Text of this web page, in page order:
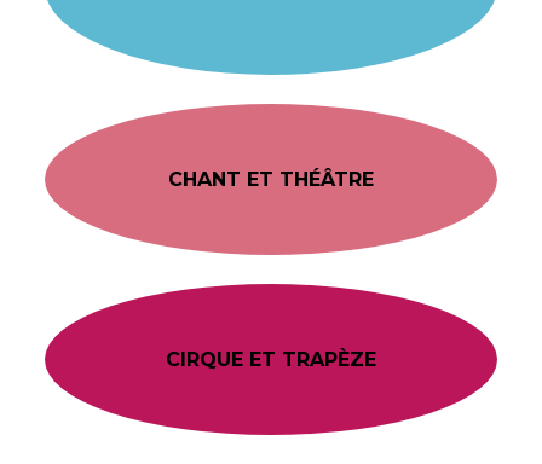
CHANT ET THÉÂTRE
CIRQUE ET TRAPÈZE